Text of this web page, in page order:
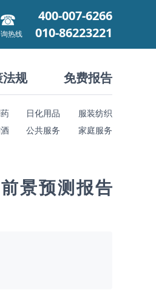
热线
400-007-6266
010-86223221
法规 免费报告
日化用品
服装纺织
公共服务 家庭服务
景预测报告